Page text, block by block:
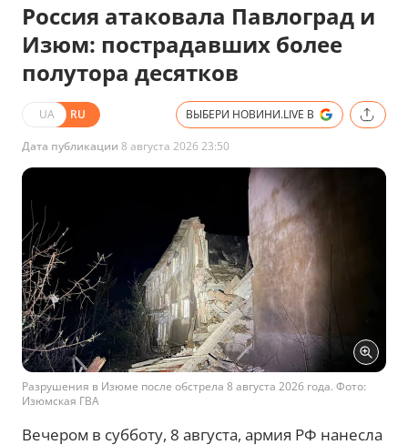
Россия атаковала Павлоград и
Изюм: пострадавших более
полутора десятков
UA RU ВЫБЕРИ НОВИНИ.LIVE В
Дата публикации 8 августа 2026 23:50
Разрушения в Изюме после обстрела 8 августа 2026 года. Фото:
Изюмская ГВА
Вечером в субботу, 8 августа, армия РФ нанесла